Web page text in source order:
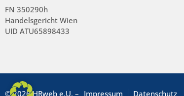
FN 350290h
Handelsgericht Wien
UID ATU65898433
© 2026 HRweb e.U. – Impressum Datenschutz